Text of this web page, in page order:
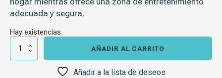
adecuada y segura.
Hay existencias
Rascador
Duende
AÑADIR AL CARRITO
Añadir a la lista de deseos